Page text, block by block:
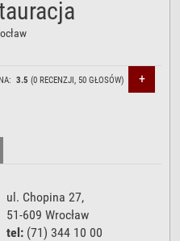
3.5 (0 RECENZJI, 50 GŁOSÓW) +
ul. Chopina 27,
51-609 Wrocław
tel: (71) 344 10 00